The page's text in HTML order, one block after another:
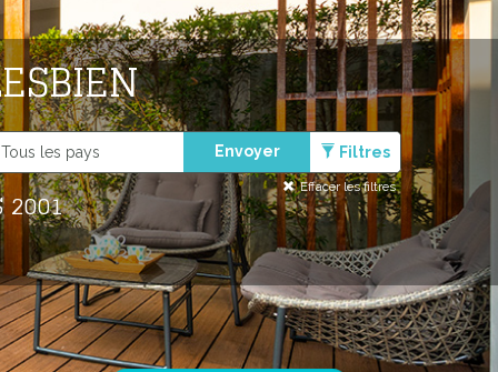
Envoyer Filtres
Effacer les filtres
2001